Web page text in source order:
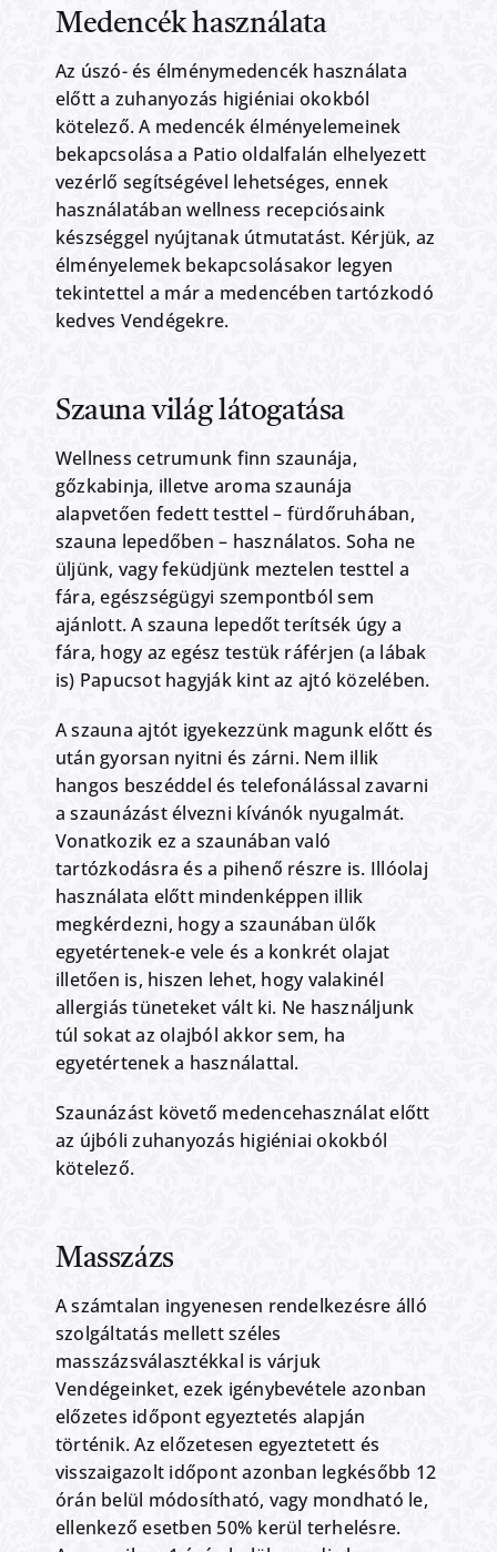
Medencék használata
Az úszó- és élménymedencék használata
előtt a zuhanyozás higiéniai okokból
kötelező. A medencék élményelemeinek
bekapcsolása a Patio oldalfalán elhelyezett
vezérlő segítségével lehetséges, ennek
használatában wellness recepciósaink
készséggel nyújtanak útmutatást. Kérjük, az
élményelemek bekapcsolásakor legyen
tekintettel a már a medencében tartózkodó
kedves Vendégekre.
Szauna világ látogatása
Wellness cetrumunk finn szaunája,
gőzkabinja, illetve aroma szaunája
alapvetően fedett testtel – fürdőruhában,
szauna lepedőben – használatos. Soha ne
üljünk, vagy feküdjünk meztelen testtel a
fára, egészségügyi szempontból sem
ajánlott. A szauna lepedőt terítsék úgy a
fára, hogy az egész testük ráférjen (a lábak
is) Papucsot hagyják kint az ajtó közelében.
A szauna ajtót igyekezzünk magunk előtt és
után gyorsan nyitni és zárni. Nem illik
hangos beszéddel és telefonálással zavarni
a szaunázást élvezni kívánók nyugalmát.
Vonatkozik ez a szaunában való
tartózkodásra és a pihenő részre is. Illóolaj
használata előtt mindenképpen illik
megkérdezni, hogy a szaunában ülők
egyetértenek-e vele és a konkrét olajat
illetően is, hiszen lehet, hogy valakinél
allergiás tüneteket vált ki. Ne használjunk
túl sokat az olajból akkor sem, ha
egyetértenek a használattal.
Szaunázást követő medencehasználat előtt
az újbóli zuhanyozás higiéniai okokból
kötelező.
Masszázs
A számtalan ingyenesen rendelkezésre álló
szolgáltatás mellett széles
masszázsválasztékkal is várjuk
Vendégeinket, ezek igénybevétele azonban
előzetes időpont egyeztetés alapján
történik. Az előzetesen egyeztetett és
visszaigazolt időpont azonban legkésőbb 12
órán belül módosítható, vagy mondható le,
ellenkező esetben 50% kerül terhelésre.